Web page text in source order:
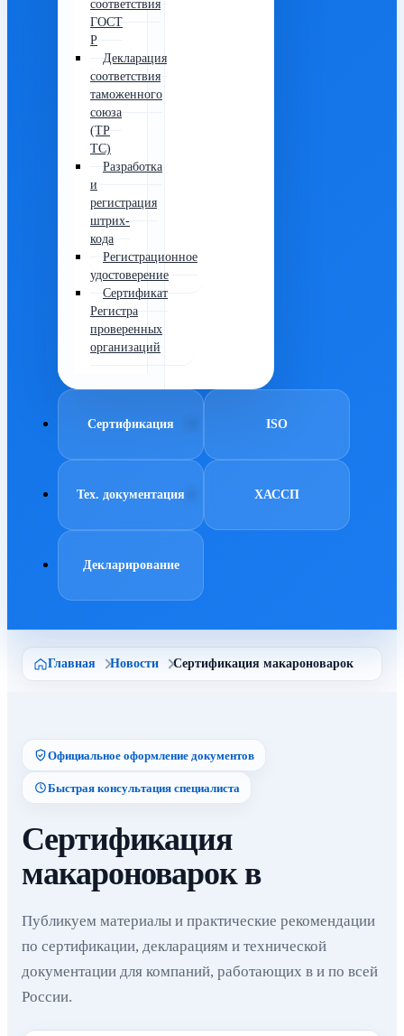
соответствия
ГОСТ
Р
Декларация
соответствия
таможенного
союза
(ТР
ТС)
Разработка
и
регистрация
штрих-
кода
Регистрационное
удостоверение
Сертификат
Регистра
проверенных
организаций
Сертификация ISO
Тех. документация ХАССП
Декларирование
Главная Новости Сертификация макароноварок
Официальное оформление документов
Быстрая консультация специалиста
Сертификация
макароноварок в
Публикуем материалы и практические рекомендации
по сертификации, декларациям и технической
документации для компаний, работающих в и по всей
России.